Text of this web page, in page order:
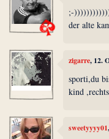
;-
der alte
zigarre, 12.
sporti,du
kind
sweetyyyy01